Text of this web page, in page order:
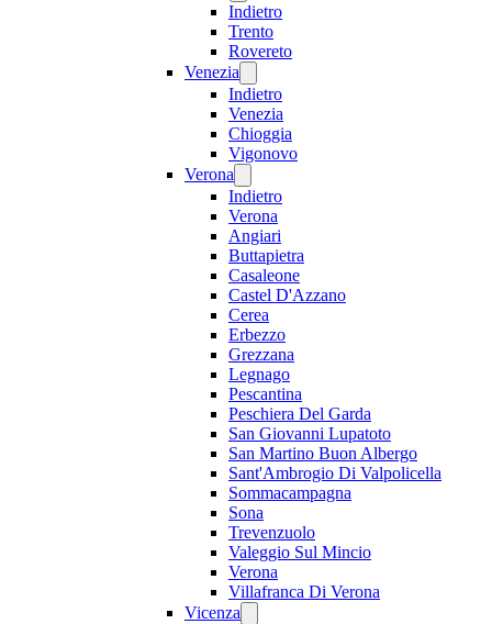
Indietro
Trento
Rovereto
Venezia
Indietro
Venezia
Chioggia
Vigonovo
Verona
Indietro
Verona
Angiari
Buttapietra
Casaleone
Castel D'Azzano
Cerea
Erbezzo
Grezzana
Legnago
Pescantina
Peschiera Del Garda
San Giovanni Lupatoto
San Martino Buon Albergo
Sant'Ambrogio Di Valpolicella
Sommacampagna
Sona
Trevenzuolo
Valeggio Sul Mincio
Verona
Villafranca Di Verona
Vicenza